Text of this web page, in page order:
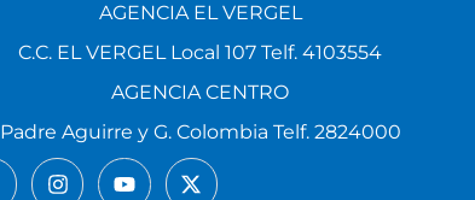
AGENCIA EL VERGEL
C.C. EL VERGEL Local 107 Telf. 4103554
AGENCIA CENTRO
Padre Aguirre y G. Colombia Telf. 2824000